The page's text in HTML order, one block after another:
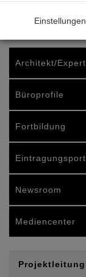
Architekt/
Büroprofile
Fortbildung
Newsroom
Mediencenter